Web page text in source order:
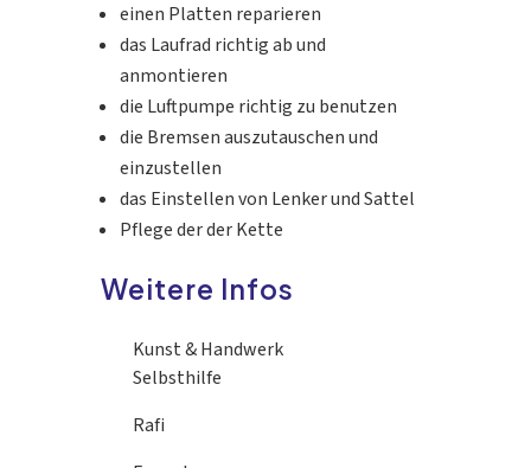
einen Platten reparieren
das Laufrad richtig ab und
anmontieren
die Luftpumpe richtig zu benutzen
die Bremsen auszutauschen und
einzustellen
das Einstellen von Lenker und Sattel
Pflege der der Kette
Weitere Infos
Kunst & Handwerk
Selbsthilfe
Rafi